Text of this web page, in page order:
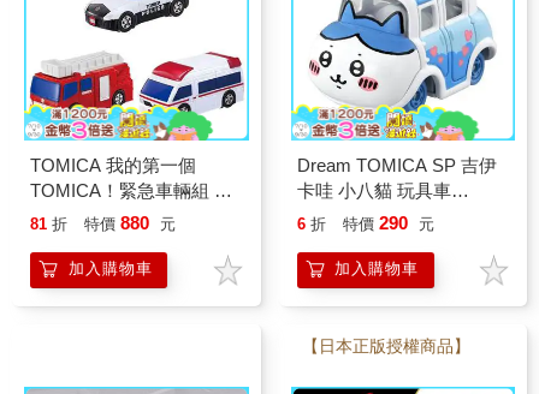
TOMICA 我的第一個
TOMICA！緊急車輛組 玩
具車 警車 消防車 救護車
81 折 特價 880 元
加入購物車
Dream TOMICA SP 吉伊
卡哇 小八貓 玩具車
Chiikawa 多美小汽車
6 折 特價 290 元
加入購物車
【日本正版授權商品】